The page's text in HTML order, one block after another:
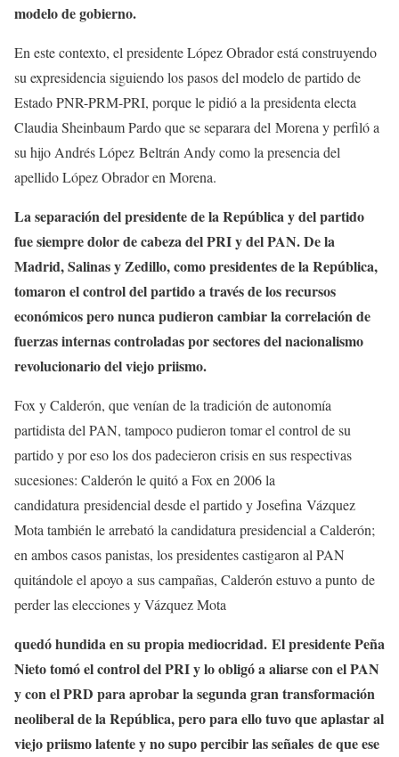
modelo de gobierno.
En este contexto, el presidente López Obrador está construyendo
su expresidencia siguiendo los pasos del modelo de partido de
Estado PNR-PRM-PRI, porque le pidió a la presidenta electa
Claudia Sheinbaum Pardo que se separara del Morena y perfiló a
su hijo Andrés López Beltrán Andy como la presencia del
apellido López Obrador en Morena.
La separación del presidente de la República y del partido
fue siempre dolor de cabeza del PRI y del PAN. De la
Madrid, Salinas y Zedillo, como presidentes de la República,
tomaron el control del partido a través de los recursos
económicos pero nunca pudieron cambiar la correlación de
fuerzas internas controladas por sectores del nacionalismo
revolucionario del viejo priismo.
Fox y Calderón, que venían de la tradición de autonomía
partidista del PAN, tampoco pudieron tomar el control de su
partido y por eso los dos padecieron crisis en sus respectivas
sucesiones: Calderón le quitó a Fox en 2006 la
candidatura presidencial desde el partido y Josefina Vázquez
Mota también le arrebató la candidatura presidencial a Calderón;
en ambos casos panistas, los presidentes castigaron al PAN
quitándole el apoyo a sus campañas, Calderón estuvo a punto de
perder las elecciones y Vázquez Mota
quedó hundida en su propia mediocridad. El presidente Peña
Nieto tomó el control del PRI y lo obligó a aliarse con el PAN
y con el PRD para aprobar la segunda gran transformación
neoliberal de la República, pero para ello tuvo que aplastar al
viejo priismo latente y no supo percibir las señales de que ese